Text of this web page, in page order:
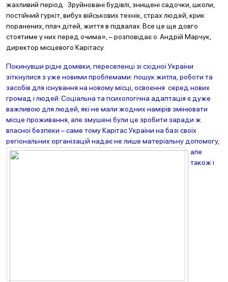
жахливий період. Зруйновані будівлі, знищені садочки, школи,
постійний гуркіт, вибух військових технік, страх людей, крик
поранених, плач дітей, життя в підвалах. Все це ще довго
стоятиме у них перед очима», – розповідає о. Андрій Марчук,
директор місцевого Карітасу.
Покинувши рідні домівки, переселенці зі східної України
зіткнулися з уже новими проблемами: пошук житла, роботи та
засобів для існування на новому місці, освоєння серед нових
громад і людей. Соціальна та психологічна адаптація є дуже
важливою для людей, які не мали жодних намірів змінювати
місце проживання, але змушені були це зробити заради ж
власної безпеки – саме тому Карітас України на базі своїх
регіональних організацій надає не лише матеріальну допомогу,
але
також і